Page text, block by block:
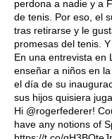
perdona a nadie y a
de tenis. Por eso, el
tras retirarse y le
promesas del tenis.
En una entrevista en
enseñar a niños en
el día de su
sus hijos quisiera
Hi @rogerfederer!
have any notions of